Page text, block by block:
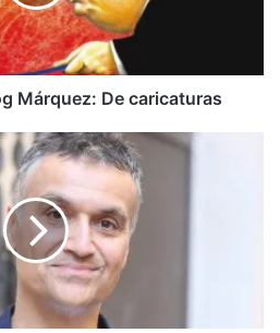
Márquez: De caricaturas